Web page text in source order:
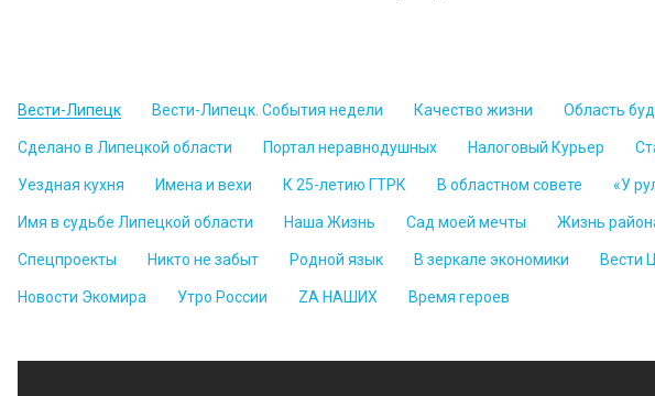
Вести-Липецк Вести-Липецк. События недели Качество жизни Область
Сделано в Липецкой области Портал неравнодушных Налоговый Курьер
Уездная кухня Имена и вехи К 25-летию ГТРК В областном совете «У
Имя в судьбе Липецкой области Наша Жизнь Сад моей мечты Жизнь
Спецпроекты Никто не забыт Родной язык В зеркале экономики Вести
Новости Экомира Утро России ZА НАШИХ Время героев